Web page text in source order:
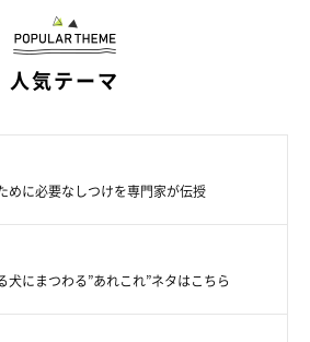
下をナデナデしてみる❤
人気テーマ
めに必要なしつけを専門家が伝授
犬にまつわる”あれこれ”ネタはこちら